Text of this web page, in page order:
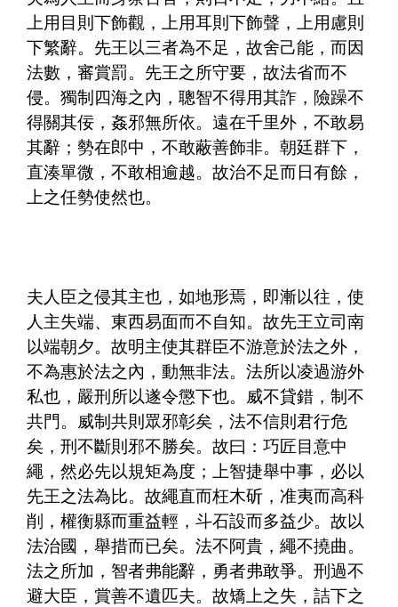
上用目則下飾觀，上用耳則下飾聲，上用慮則
下繁辭。先王以三者為不足，故舍己能，而因
法數，審賞罰。先王之所守要，故法省而不
侵。獨制四海之內，聰智不得用其詐，險躁不
得關其佞，姦邪無所依。遠在千里外，不敢易
其辭；勢在郎中，不敢蔽善飾非。朝廷群下，
直湊單微，不敢相逾越。故治不足而日有餘，
上之任勢使然也。
夫人臣之侵其主也，如地形焉，即漸以往，使
人主失端、東西易面而不自知。故先王立司南
以端朝夕。故明主使其群臣不游意於法之外，
不為惠於法之內，動無非法。法所以凌過游外
私也，嚴刑所以遂令懲下也。威不貸錯，制不
共門。威制共則眾邪彰矣，法不信則君行危
矣，刑不斷則邪不勝矣。故曰：巧匠目意中
繩，然必先以規矩為度；上智捷舉中事，必以
先王之法為比。故繩直而枉木斫，准夷而高科
削，權衡縣而重益輕，斗石設而多益少。故以
法治國，舉措而已矣。法不阿貴，繩不撓曲。
法之所加，智者弗能辭，勇者弗敢爭。刑過不
避大臣，賞善不遺匹夫。故矯上之失，詰下之